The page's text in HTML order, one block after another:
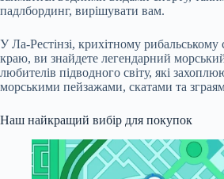
падлбординг, вирішувати вам.
У Ла-Рестінзі, крихітному рибальському
краю, ви знайдете легендарний
любителів підводного світу, які
морськими пейзажами, скатами та
Наш найкращий вибір для покупок